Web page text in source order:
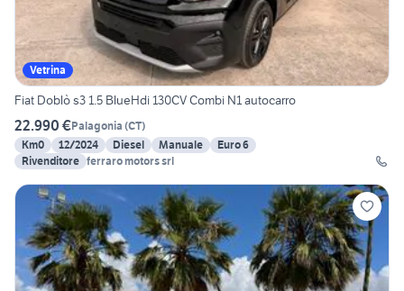
Vetrina
Fiat Doblò s3 1.5 BlueHdi 130CV Combi N1 autocarro
22.990 €Palagonia (CT)
Km0
12/2024 Diesel Manuale
Euro 6
Rivenditore ferraro motors srl